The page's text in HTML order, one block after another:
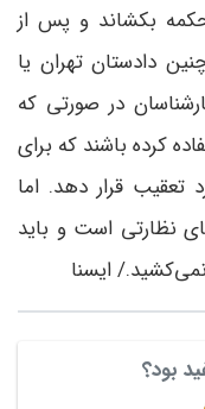
بکشاند و پس از
دادستان تهران یا
در صورتی که
کرده باشند که برای
تعقیب قرار دهد. اما
نظارتی است و باید
ایسنا
بود؟